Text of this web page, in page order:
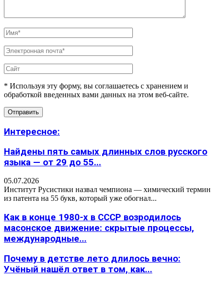
* Используя эту форму, вы соглашаетесь с хранением и
обработкой введенных вами данных на этом веб-сайте.
Интересное:
Найдены пять самых длинных слов русского
языка — от 29 до 55...
05.07.2026
Институт Русистики назвал чемпиона — химический термин
из патента на 55 букв, который уже обогнал...
Как в конце 1980-х в СССР возродилось
масонское движение: скрытые процессы,
международные...
Почему в детстве лето длилось вечно:
Учёный нашёл ответ в том, как...